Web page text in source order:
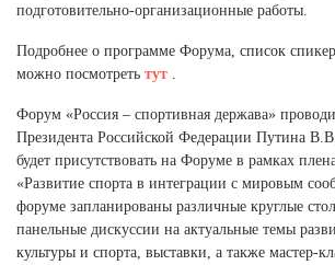
Тульская область (1)
Тюменская область (3)
Хакасия (1)
Ханты-Мансийский автономный округ (3)
Челябинская область (2)
подготовительно-организационные работы.
Подробнее о программе Форума, список
можно посмотреть тут
Форум «Россия – спортивная держава»
Президента Российской Федерации Путина
будет присутствовать на Форуме в рамках
«Развитие спорта в интеграции с мировым
форуме запланированы различные круглые
панельные дискуссии на актуальные темы
культуры и спорта, выставки, а также мастер-